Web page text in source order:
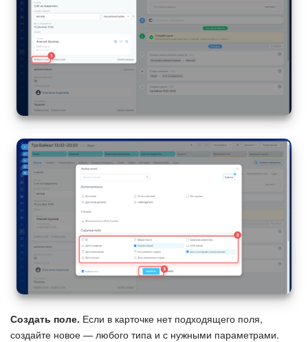
Создать поле. Если в карточке нет подходящего поля,
создайте новое — любого типа и с нужными параметрами.